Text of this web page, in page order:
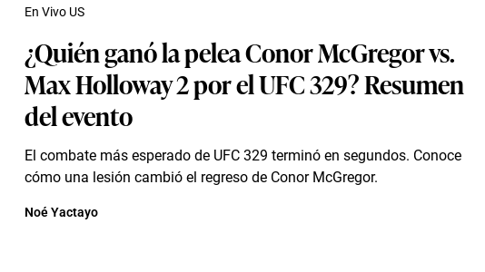
¿Quién ganó la pelea Conor McGregor vs.
Max Holloway 2 por el UFC 329? Resumen
del evento
El combate más esperado de UFC 329 terminó en segundos. Conoce
cómo una lesión cambió el regreso de Conor McGregor.
En Vivo US
Noé Yactayo